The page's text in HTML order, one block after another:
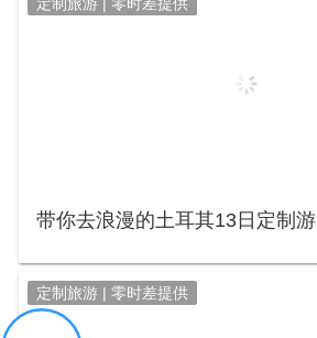
带你去浪漫的土耳其13日定制游
定制旅游 | 零时差提供